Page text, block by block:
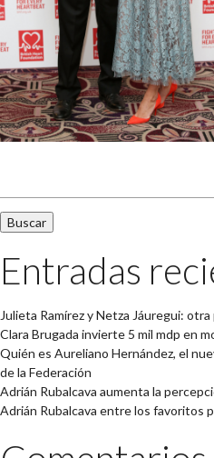
Entradas
Julieta Ramírez y Netza Jáuregui:
Clara Brugada invierte 5 mil mdp en
Quién es Aureliano Hernández, el
de la Federación
Adrián Rubalcava aumenta la
Adrián Rubalcava entre los favoritos